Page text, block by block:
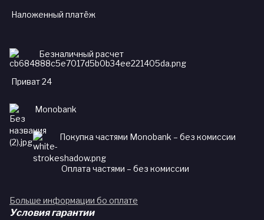
Наложенный платёж
Безналичный расчет
Приват 24
Monobank
Покупка частями Monobank – без комиссии
Оплата частями – без комиссии
Больше информации бо оплате
Условия гарантии